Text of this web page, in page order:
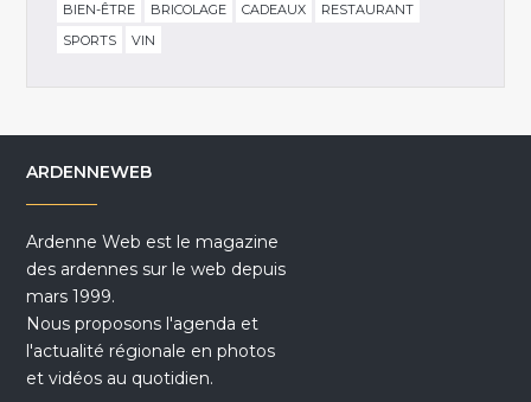
BIEN-ÊTRE
BRICOLAGE CADEAUX
RESTAURANT
SPORTS
VIN
ARDENNEWEB
Ardenne Web est le magazine
des ardennes sur le web depuis
mars 1999.
Nous proposons l'agenda et
l'actualité régionale en photos
et vidéos au quotidien.